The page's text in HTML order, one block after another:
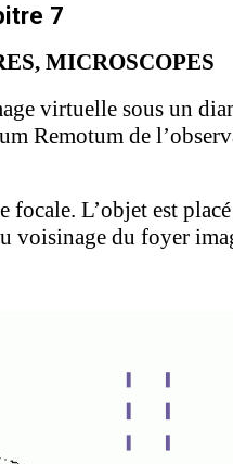
7
MICROSCOPES
virtuelle sous un
Remotum de
L’objet est
voisinage du foyer